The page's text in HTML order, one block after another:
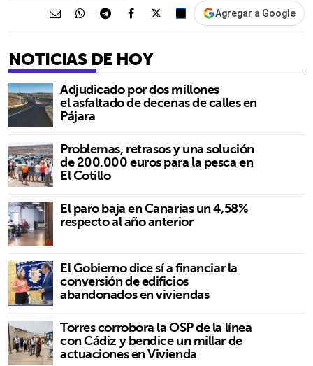
Agregar a Google
NOTICIAS DE HOY
Adjudicado por dos millones
el asfaltado de decenas de calles en
Pájara
Problemas, retrasos y una solución
de 200.000 euros para la pesca en
El Cotillo
El paro baja en Canarias un 4,58%
respecto al año anterior
El Gobierno dice sí a financiar la
conversión de edificios
abandonados en viviendas
Torres corrobora la OSP de la línea
con Cádiz y bendice un millar de
actuaciones en Vivienda